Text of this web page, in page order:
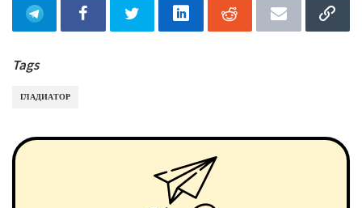
Tags
ГЛАДИАТОР